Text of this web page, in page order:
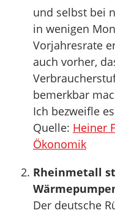
und selbst bei
in wenigen
Vorjahresrate
auch vorher,
bemerkbar
Ich bezweifle
Quelle: Heiner
Ökonomik
Rheinmetall
Der deutsche